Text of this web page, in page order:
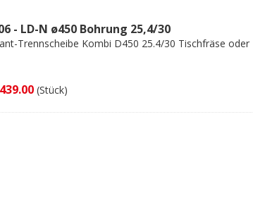
- LD-N ø450 Bohrung 25,4/30
Trennscheibe Kombi D450 25.4/30 Tischfräse
(Stück)